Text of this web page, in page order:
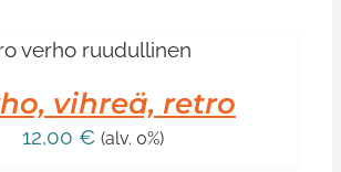
vihreä, retro
12,00 € (alv. 0%)